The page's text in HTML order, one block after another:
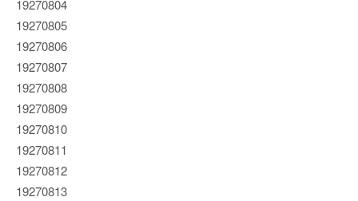
19270804
19270805
19270806
19270807
19270808
19270809
19270810
19270811
19270812
19270813